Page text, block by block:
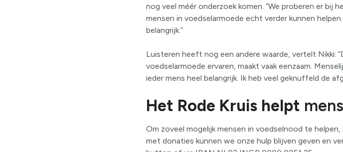
nog veel méér onderzoek komen. “We proberen er bij
mensen in voedselarmoede echt verder kunnen
belangrijk.”
Luisteren heeft nog een andere waarde, vertelt Nikki:
voedselarmoede ervaren, maakt vaak eenzaam.
ieder mens heel belangrijk. Ik heb veel geknuffeld de
Het Rode Kruis helpt
Om zoveel mogelijk mensen in voedselnood te
met donaties kunnen we onze hulp blijven geven en